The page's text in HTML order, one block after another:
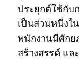
ประยุกต์ใช้กับ
เป็นส่วนหนึ่ง
พนักงานมีศักย
สร้างสรรค์ แ